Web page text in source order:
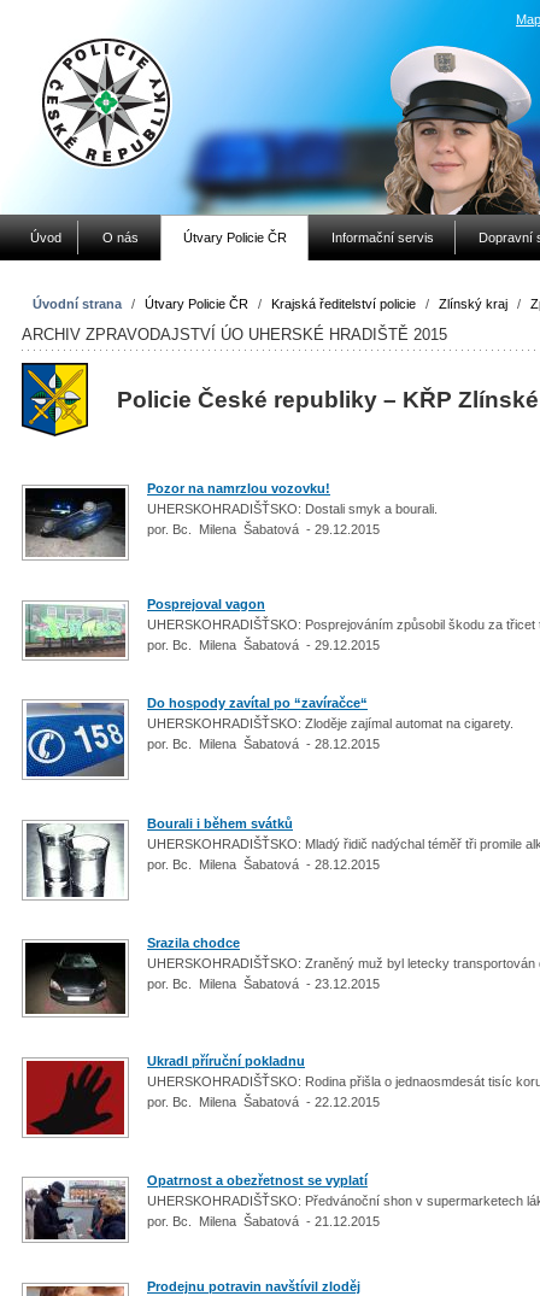
Úvod O nás Útvary Policie ČR Informační servis Dopravní
Úvodní strana / Útvary Policie ČR / Krajská ředitelství policie / Zlínský kraj /
ARCHIV ZPRAVODAJSTVÍ ÚO UHERSKÉ HRADIŠTĚ 2015
Policie České republiky – KŘP
Pozor na namrzlou vozovku!
UHERSKOHRADIŠŤSKO: Dostali smyk a bourali.
por. Bc. Milena Šabatová - 29.12.2015
Posprejoval vagon
UHERSKOHRADIŠŤSKO: Posprejováním způsobil škodu za
por. Bc. Milena Šabatová - 29.12.2015
Do hospody zavítal po “zavíračce“
UHERSKOHRADIŠŤSKO: Zloděje zajímal automat na cigarety.
por. Bc. Milena Šabatová - 28.12.2015
Bourali i během svátků
UHERSKOHRADIŠŤSKO: Mladý řidič nadýchal téměř tři promile
por. Bc. Milena Šabatová - 28.12.2015
Srazila chodce
UHERSKOHRADIŠŤSKO: Zraněný muž byl letecky
por. Bc. Milena Šabatová - 23.12.2015
Ukradl příruční pokladnu
UHERSKOHRADIŠŤSKO: Rodina přišla o jednaosmdesát tisíc
por. Bc. Milena Šabatová - 22.12.2015
Opatrnost a obezřetnost se vyplatí
UHERSKOHRADIŠŤSKO: Předvánoční shon v supermarketech
por. Bc. Milena Šabatová - 21.12.2015
Prodejnu potravin navštívil zloděj